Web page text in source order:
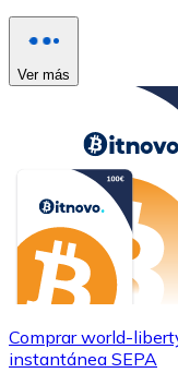
Ver más
Comprar world-
instantánea SEPA